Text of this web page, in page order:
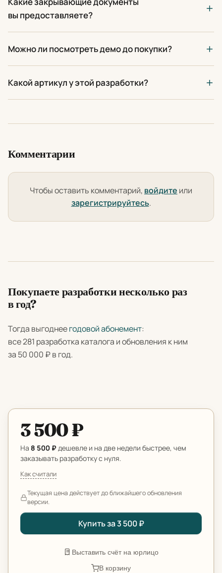
вы предоставляете?
Можно ли посмотреть демо до покупки?
Какой артикул у этой разработки?
Комментарии
Чтобы оставить комментарий, войдите или
зарегистрируйтесь.
Покупаете разработки несколько раз
в год?
Тогда выгоднеегодовой абонемент:
все 281 разработка каталога и обновления к ним
за 50 000 ₽ в год.
3 500 ₽
На 8 500 ₽дешевле и на две недели быстрее, чем
заказывать разработку с нуля.
Как считали
Текущая цена действует до ближайшего обновления
версии.
Купить за 3 500 ₽
Выставить счёт на юрлицо
В корзину